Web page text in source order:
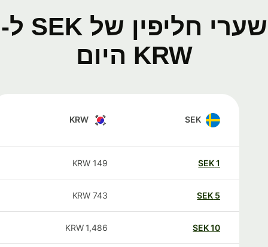
שערי חליפין של SEK ל-
KRW היום
SEK
KRW
SEK
149
KRW
SEK
743
KRW
SEK
1,486
KRW